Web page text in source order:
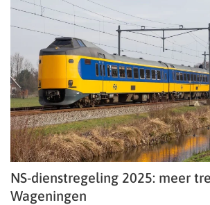
NS-dienstregeling 2025: meer
Wageningen